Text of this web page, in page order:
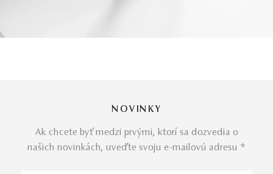
NOVINKY
Ak chcete byť medzi prvými, ktorí sa dozvedia o
našich novinkách, uveďte svoju e-mailovú adresu *